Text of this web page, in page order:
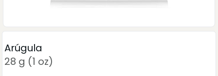
Arúgula
28 g (1 oz)